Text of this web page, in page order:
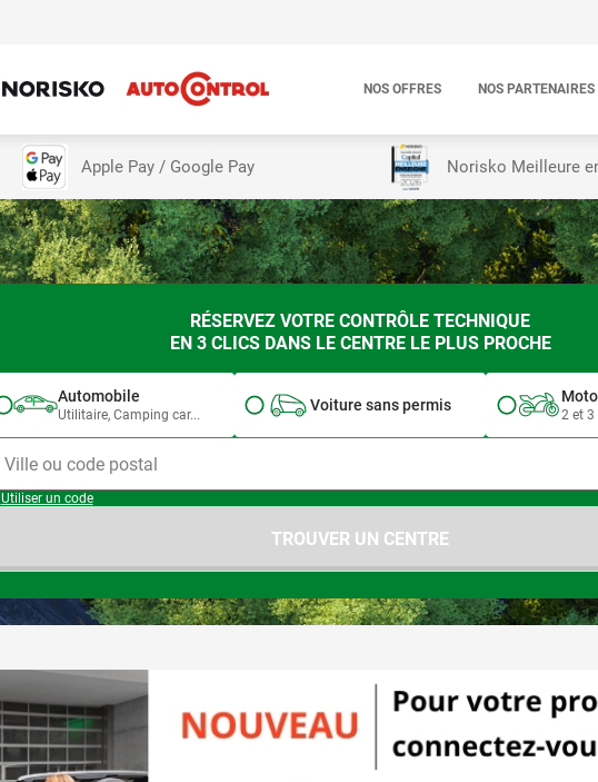
NOS OFFRES NOS PARTENAIRES
Apple Pay / Google Pay Norisko Meilleure
RÉSERVEZ VOTRE CONTRÔLE TECHNIQUE
EN 3 CLICS DANS LE CENTRE LE PLUS PROCHE
Automobile
Utilitaire, Camping car...
Voiture sans permis
2 et 3
Ville ou code postal
Utiliser un code
TROUVER UN CENTRE